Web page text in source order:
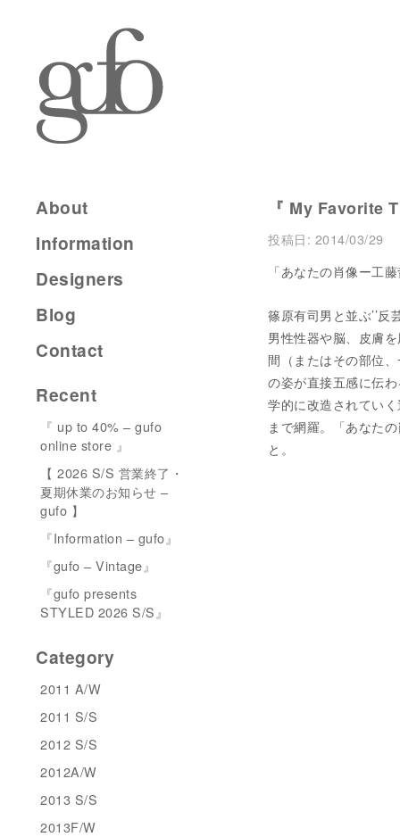
『 My Favorite
投稿日: 2014/03/29
「あなたの肖像ー
篠原有司男と並ぶ’’反
男性性器や脳、皮膚
間（またはその部位
の姿が直接五感に伝
学的に改造されてい
まで網羅。「あなた
と。
About
Information
Designers
Blog
Contact
Recent
『 up to 40% – gufo
online store 』
【 2026 S/S 営業終了・
夏期休業のお知らせ –
gufo 】
『Information – gufo』
『gufo – Vintage』
『gufo presents
STYLED 2026 S/S』
Category
2011 A/W
2011 S/S
2012 S/S
2012A/W
2013 S/S
2013F/W